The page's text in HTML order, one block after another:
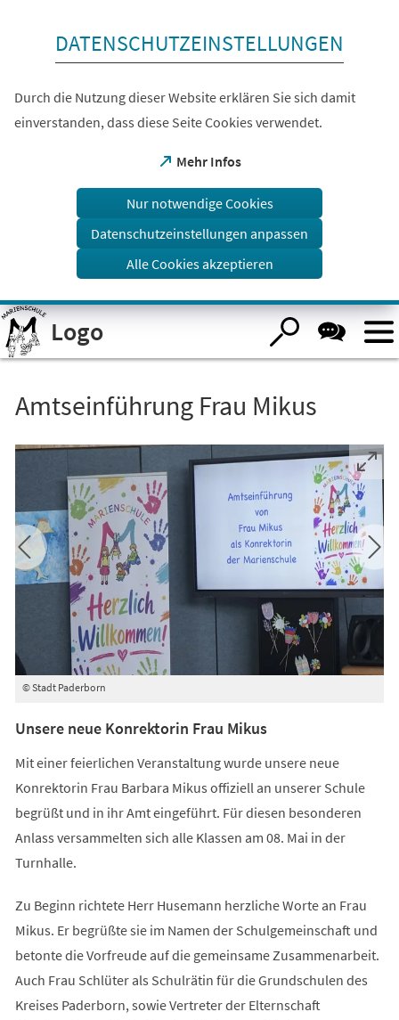
Visuelle
Assistenzsoftware
öffnen.
DATENSCHUTZEINSTELLUNGEN
Durch die Nutzung dieser Website erklären Sie sich damit
einverstanden, dass diese Seite Cookies verwendet.
Mehr Infos
(Öffnet
einem
Tab)
Nur notwendige Cookies
Datenschutzeinstellungen anpassen
Alle Cookies akzeptieren
Logo
Amtseinführung Frau Mikus
© Stadt Paderborn
Unsere neue Konrektorin Frau Mikus
Mit einer feierlichen Veranstaltung wurde unsere neue
Konrektorin Frau Barbara Mikus offiziell an unserer Schule
begrüßt und in ihr Amt eingeführt. Für diesen besonderen
Anlass versammelten sich alle Klassen am 08. Mai in der
Turnhalle.
Zu Beginn richtete Herr Husemann herzliche Worte an Frau
Mikus. Er begrüßte sie im Namen der Schulgemeinschaft und
betonte die Vorfreude auf die gemeinsame Zusammenarbeit.
Auch Frau Schlüter als Schulrätin für die Grundschulen des
Kreises Paderborn, sowie Vertreter der Elternschaft